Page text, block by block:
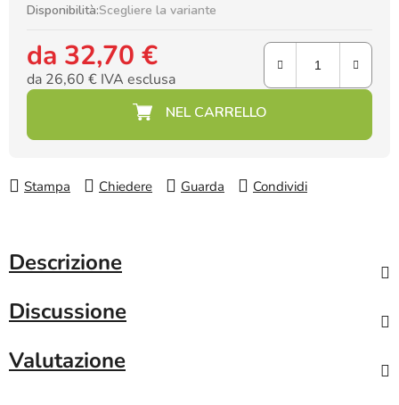
Disponibilità:Scegliere la variante
da 32,70 €
da 26,60 € IVA esclusa
Prezzo della misura:
Stampa Chiedere Guarda Condividi
Descrizione
Discussione
Valutazione